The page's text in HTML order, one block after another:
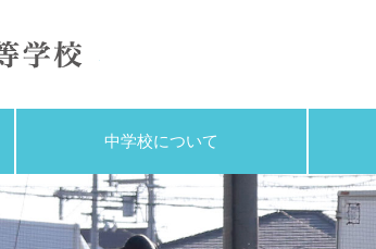
中学校について